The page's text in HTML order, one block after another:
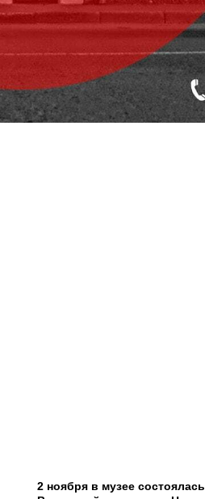
2 ноября в музее состоялась